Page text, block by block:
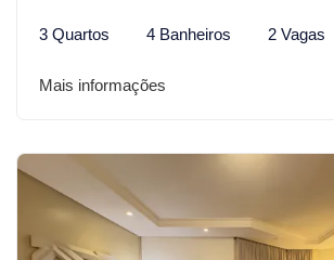
3 Quartos 4 Banheiros 2 Vagas
Mais informações